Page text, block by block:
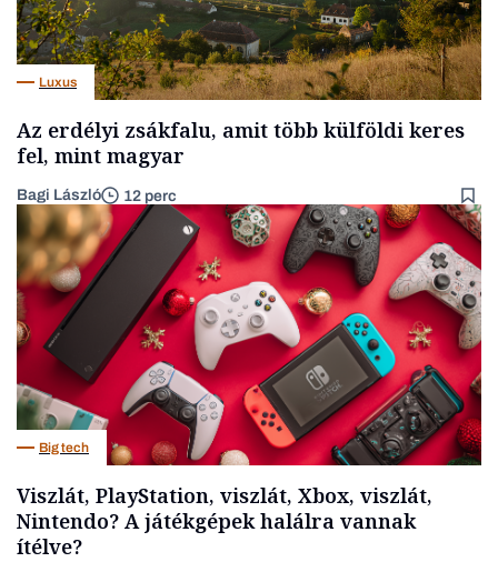
Luxus
Az erdélyi zsákfalu, amit több külföldi keres
fel, mint magyar
Bagi László 12 perc
Big tech
Viszlát, PlayStation, viszlát, Xbox, viszlát,
Nintendo? A játékgépek halálra vannak
ítélve?